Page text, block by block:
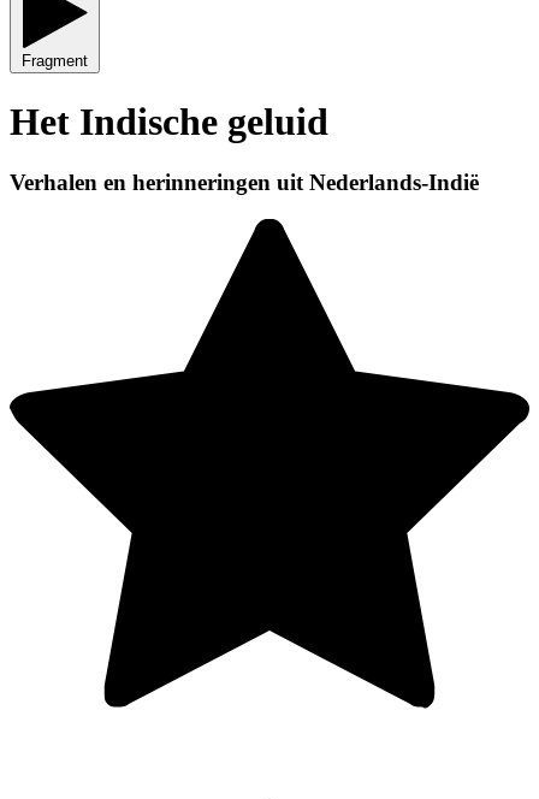
Fragment
Het Indische geluid
Verhalen en herinneringen uit Nederlands-Indië